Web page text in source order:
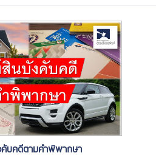
บคดีตามคำพิพากษา